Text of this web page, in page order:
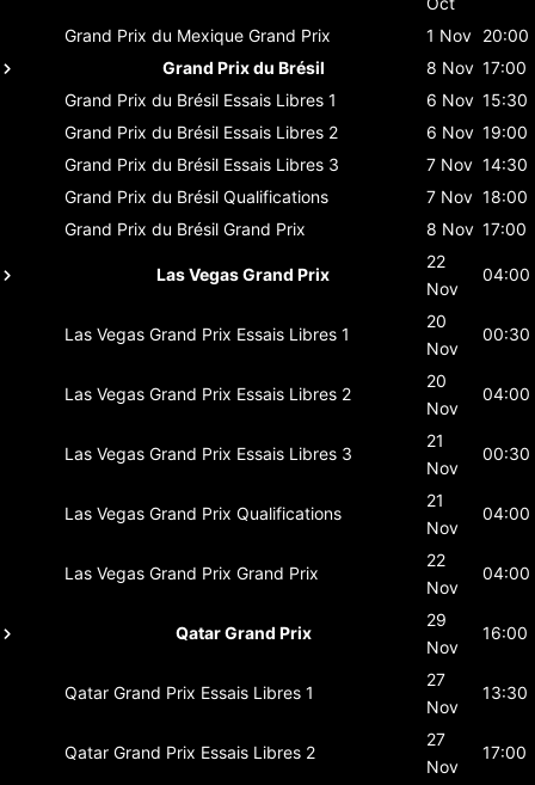
Grand Prix du Mexique Grand Prix 1 Nov 20:00
Grand Prix du Brésil
8 Nov 17:00
Grand Prix du Brésil Essais Libres 1 6 Nov 15:30
Grand Prix du Brésil Essais Libres 2 6 Nov 19:00
Grand Prix du Brésil Essais Libres 3 7 Nov 14:30
Grand Prix du Brésil Qualifications 7 Nov 18:00
Grand Prix du Brésil Grand Prix 8 Nov 17:00
Las Vegas Grand Prix
22
Nov
04:00
Las Vegas Grand Prix Essais Libres 1
20
Nov
00:30
Las Vegas Grand Prix Essais Libres 2
20
Nov
04:00
Las Vegas Grand Prix Essais Libres 3
21
Nov
00:30
Las Vegas Grand Prix Qualifications
21
Nov
04:00
Las Vegas Grand Prix Grand Prix
22
Nov
04:00
Qatar Grand Prix
29
Nov
16:00
Qatar Grand Prix Essais Libres 1
27
Nov
13:30
Qatar Grand Prix Essais Libres 2
27
Nov
17:00